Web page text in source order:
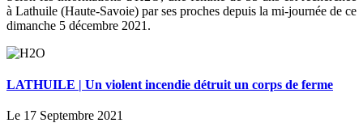
à Lathuile (Haute-Savoie) par ses proches depuis la mi-journée de ce
dimanche 5 décembre 2021.
LATHUILE | Un violent incendie détruit un corps de ferme
Le 17 Septembre 2021